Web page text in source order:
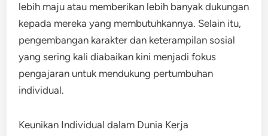
lebih maju atau memberikan lebih banyak dukungan
kepada mereka yang membutuhkannya. Selain itu,
pengembangan karakter dan keterampilan sosial
yang sering kali diabaikan kini menjadi fokus
pengajaran untuk mendukung pertumbuhan
individual.
Keunikan Individual dalam Dunia Kerja